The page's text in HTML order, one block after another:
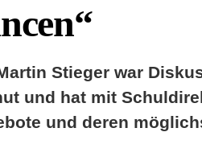
Stieger war
und hat mit
und deren